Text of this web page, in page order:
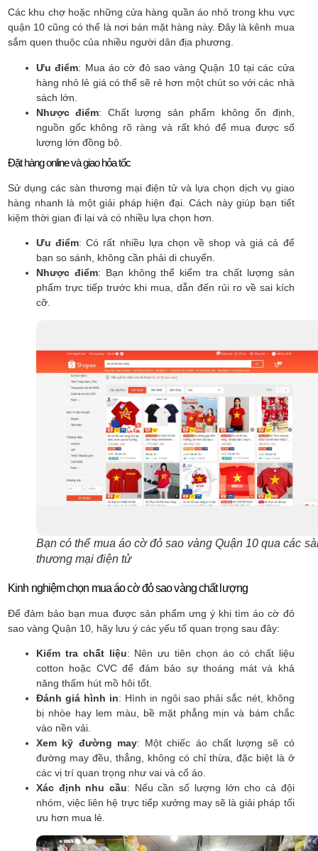
Các khu chợ hoặc những cửa hàng quần áo nhỏ trong khu vực
quận 10 cũng có thể là nơi bán mặt hàng này. Đây là kênh mua
sắm quen thuộc của nhiều người dân địa phương.
Ưu điểm: Mua áo cờ đỏ sao vàng Quận 10 tại các cửa
hàng nhỏ lẻ giá có thể sẽ rẻ hơn một chút so với các nhà
sách lớn.
Nhược điểm: Chất lượng sản phẩm không ổn định,
nguồn gốc không rõ ràng và rất khó để mua được số
lượng lớn đồng bộ.
Đặt hàng online và giao hỏa tốc
Sử dụng các sàn thương mại điện tử và lựa chọn dịch vụ giao
hàng nhanh là một giải pháp hiện đại. Cách này giúp bạn tiết
kiệm thời gian đi lại và có nhiều lựa chọn hơn.
Ưu điểm: Có rất nhiều lựa chọn về shop và giá cả để
bạn so sánh, không cần phải di chuyển.
Nhược điểm: Bạn không thể kiểm tra chất lượng sản
phẩm trực tiếp trước khi mua, dẫn đến rủi ro về sai kích
cỡ.
Bạn có thể mua áo cờ đỏ sao vàng Quận 10 qua các
thương mại điện tử
Kinh nghiệm chọn mua áo cờ đỏ sao vàng chất lượng
Để đảm bảo bạn mua được sản phẩm ưng ý khi tìm áo cờ đỏ
sao vàng Quận 10, hãy lưu ý các yếu tố quan trọng sau đây:
Kiểm tra chất liệu: Nên ưu tiên chọn áo có chất liệu
cotton hoặc CVC để đảm bảo sự thoáng mát và khả
năng thấm hút mồ hôi tốt.
Đánh giá hình in: Hình in ngôi sao phải sắc nét, không
bị nhòe hay lem màu, bề mặt phẳng mịn và bám chắc
vào nền vải.
Xem kỹ đường may: Một chiếc áo chất lượng sẽ có
đường may đều, thẳng, không có chỉ thừa, đặc biệt là ở
các vị trí quan trọng như vai và cổ áo.
Xác định nhu cầu: Nếu cần số lượng lớn cho cả đội
nhóm, việc liên hệ trực tiếp xưởng may sẽ là giải pháp tối
ưu hơn mua lẻ.